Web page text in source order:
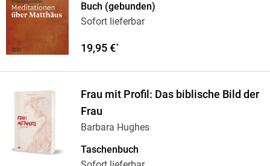
Buch (gebunden)
Sofort lieferbar
19,95 €*
Frau mit Profil: Das biblische Bild der
Frau
Barbara Hughes
Taschenbuch